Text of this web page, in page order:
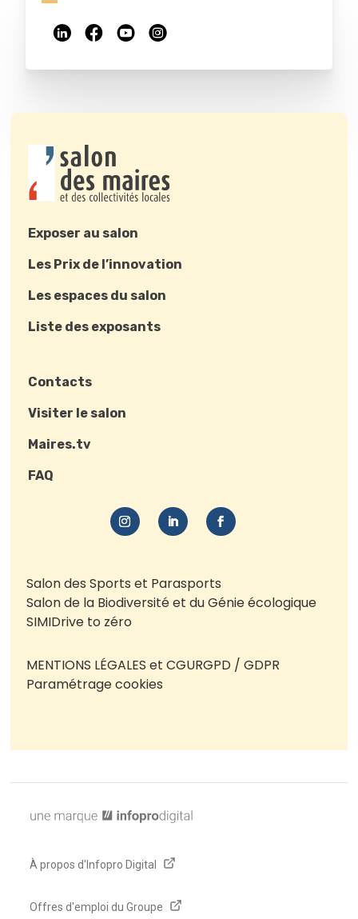
Exposer au salon
Les Prix de l’innovation
Les espaces du salon
Liste des exposants
Contacts
Visiter le salon
Maires.tv
FAQ
Salon des Sports et Parasports
Salon de la Biodiversité et du Génie écologique
SIMIDrive to zéro
MENTIONS LÉGALES et CGURGPD / GDPR
Paramétrage cookies